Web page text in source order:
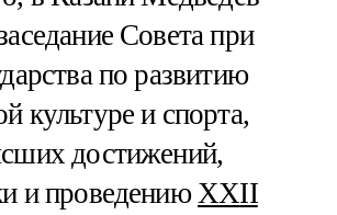
Совета при
по развитию
культуре и спорта,
достижений,
и проведениюХХII